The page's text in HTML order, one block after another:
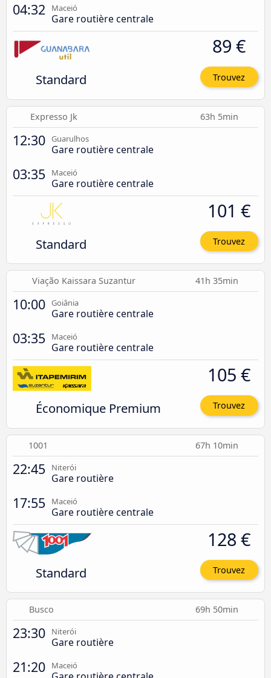
04:32 Maceió
Gare routière centrale
Standard
89 €
Trouvez
Expresso Jk 63h 5min
12:30 Guarulhos
Gare routière centrale
03:35 Maceió
Gare routière centrale
Standard
101 €
Trouvez
Viação Kaissara Suzantur 41h 35min
10:00 Goiânia
Gare routière centrale
03:35 Maceió
Gare routière centrale
Économique Premium
105 €
Trouvez
1001 67h 10min
22:45 Niterói
Gare routière
17:55 Maceió
Gare routière centrale
Standard
128 €
Trouvez
Busco 69h 50min
23:30 Niterói
Gare routière
21:20 Maceió